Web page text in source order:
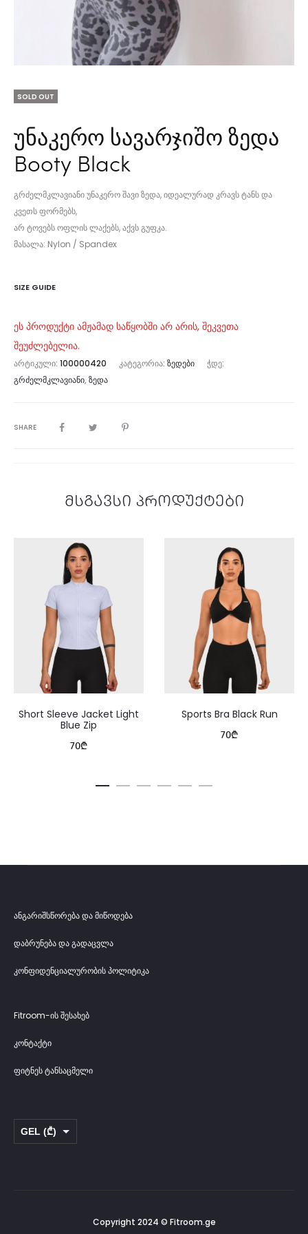
SOLD OUT
უნაკერო სავარჯიშო ზედა
Booty Black
გრძელმკლავიანი უნაკერო შავი ზედა, იდეალურად კრავს ტანს და
კვეთს ფორმებს,
არ ტოვებს ოფლის ლაქებს, აქვს გუფკა.
მასალა: Nylon / Spandex
SIZE GUIDE
ეს პროდუქტი ამჟამად საწყობში არ არის, შეკვეთა
შეუძლებელია.
ᲐᲠᲢᲘᲙᲣᲚᲘ: 100000420 ᲙᲐᲢᲔᲒᲝᲠᲘᲐ: ᲖᲔᲓᲔᲑᲘ
ᲭᲓᲔ:
ᲒᲠᲫᲔᲚᲛᲙᲚᲐᲕᲘᲐᲜᲘ, ᲖᲔᲓᲐ
SHARE
მსგავსი პროდუქტები
Short Sleeve Jacket Light
Blue Zip
70₾
Sports Bra Black Run
70₾
ანგარიშსწორება და მიწოდება
დაბრუნება და გადაცვლა
კონფიდენციალურობის პოლიტიკა
Fitroom-ის შესახებ
კონტაქტი
ფიტნეს ტანსაცმელი
GEL (₾)
Copyright 2024 © Fitroom.ge